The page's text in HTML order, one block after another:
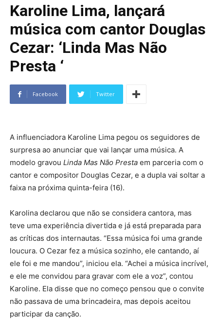
Karoline Lima, lançará
música com cantor Douglas
Cezar: ‘Linda Mas Não
Presta ‘
Facebook Twitter
A influenciadora Karoline Lima pegou os seguidores de
surpresa ao anunciar que vai lançar uma música. A
modelo gravou Linda Mas Não Presta em parceria com o
cantor e compositor Douglas Cezar, e a dupla vai soltar a
faixa na próxima quinta-feira (16).
Karolina declarou que não se considera cantora, mas
teve uma experiência divertida e já está preparada para
as críticas dos internautas. “Essa música foi uma grande
loucura. O Cezar fez a música sozinho, ele cantando, aí
ele foi e me mandou”, iniciou ela. “Achei a música incrível,
e ele me convidou para gravar com ele a voz”, contou
Karoline. Ela disse que no começo pensou que o convite
não passava de uma brincadeira, mas depois aceitou
participar da canção.